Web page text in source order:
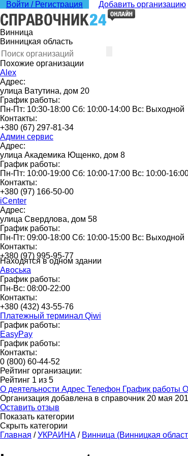
Войти / Регистрация Добавить организацию
Винница
Винницкая область
Похожие организации
Alex
Адрес:
улица Ватутина, дом 20
График работы:
Пн-Пт: 10:30-18:00 Сб: 10:00-14:00 Вс: Выходной
Контакты:
+380 (67) 297-81-34
Админ сервис
Адрес:
улица Академика Ющенко, дом 8
График работы:
Пн-Пт: 10:00-19:00 Сб: 10:00-17:00 Вс: 10:00-
Контакты:
+380 (97) 166-50-00
iCenter
Адрес:
улица Свердлова, дом 58
График работы:
Пн-Пт: 09:00-18:00 Сб: 10:00-15:00 Вс: Выходной
Контакты:
+380 (97) 995-95-77
Находятся в одном здании
Авоська
График работы:
Пн-Вс: 08:00-22:00
Контакты:
+380 (432) 43-55-76
Платежный терминал Qiwi
График работы:
EasyPay
График работы:
Контакты:
0 (800) 60-44-52
Рейтинг организации:
Рейтинг 1 из 5
О деятельности Адрес Телефон График работы
Организация добавлена в справочник 20 мая
Оставить отзыв
Показать категории
Скрыть категории
Главная / УКРАИНА / Винница (Винницкая